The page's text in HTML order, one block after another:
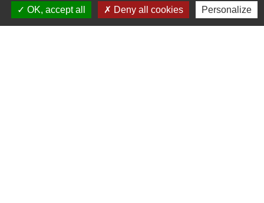
Textes de référence
OK, accept all
Deny all cookies Personalize